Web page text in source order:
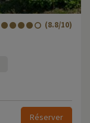
(8.8/10)
Réserver